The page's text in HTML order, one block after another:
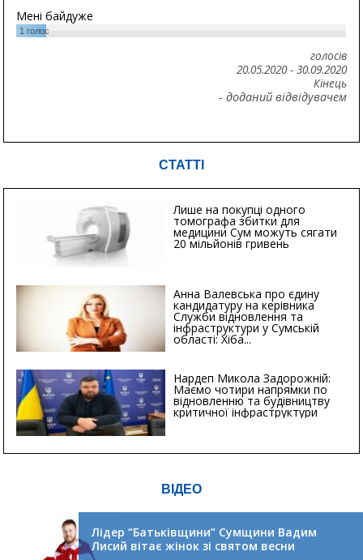
Мені байдуже
1 голос
голосів
20.05.2020- 30.09.2020
Кінець
- доданий відвідувачем
СТАТТІ
Лише на покупці одного
томографа збитки для
медицини Сум можуть сягати
20 мільйонів гривень
Анна Валевська про єдину
кандидатуру на керівника
Служби відновлення та
інфраструктури у Сумській
області: Хіба...
Нардеп Микола Задорожній:
Маємо чотири напрямки по
відновленню та будівництву
критичної інфраструктури
ВІДЕО
Лідер “Батьківщини” Сумщини Вадим
Лисий вітає жінок зі святом весни